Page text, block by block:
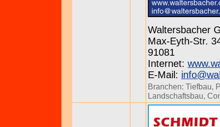
Waltersbacher
Max-Eyth-Str.
91081
Internet:
E-Mail:
Branchen: Tiefbau,
Landschaftsbau,